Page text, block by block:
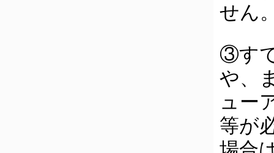
せん
③す
や、
ュー
等が